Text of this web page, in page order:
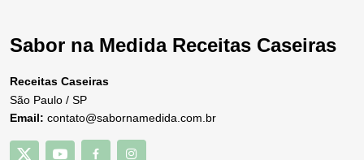
Sabor na Medida Receitas Caseiras
Receitas Caseiras
São Paulo / SP
Email: contato@sabornamedida.com.br